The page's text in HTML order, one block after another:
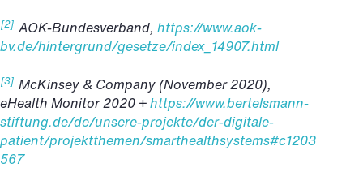
[2] AOK-Bundesverband, https://www.aok-
bv.de/hintergrund/gesetze/index_14907.html
[3] McKinsey & Company (November 2020),
eHealth Monitor 2020 +https://www.bertelsmann-
stiftung.de/de/unsere-projekte/der-digitale-
patient/projektthemen/smarthealthsystems#c1203
567